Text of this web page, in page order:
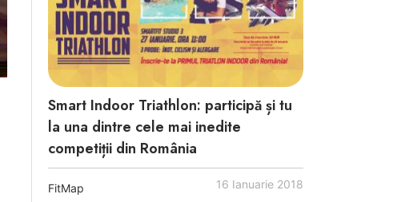
Smart Indoor Triathlon: participă și tu
la una dintre cele mai inedite
competiții din România
FitMap 16 Ianuarie 2018